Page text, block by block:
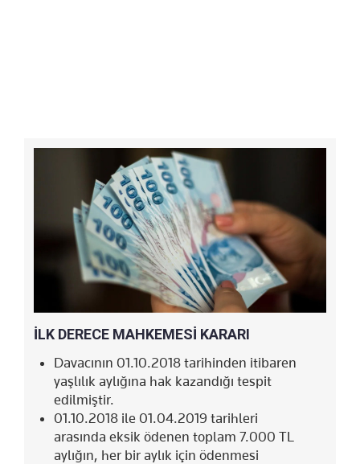
İLK DERECE MAHKEMESİ KARARI
Davacının 01.10.2018 tarihinden itibaren
yaşlılık aylığına hak kazandığı tespit
edilmiştir.
01.10.2018 ile 01.04.2019 tarihleri
arasında eksik ödenen toplam 7.000 TL
aylığın, her bir aylık için ödenmesi